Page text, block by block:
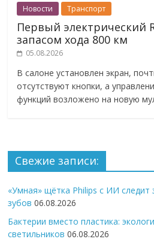
Новости Транспорт
Первый электрический
запасом хода 800 км
05.08.2026
В салоне установлен экран,
отсутствуют кнопки, а
функций возложено на новую
Свежие записи:
«Умная» щётка Philips с ИИ следит
зубов 06.08.2026
Бактерии вместо пластика:
светильников 06.08.2026